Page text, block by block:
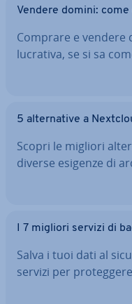
Vendere domini:
Comprare e
lucrativa, se si sa
5 al­ter­na­ti­ve a
Scopri le migliori
diverse esigenze di
I 7 migliori servizi di
Salva i tuoi dati al
servizi per